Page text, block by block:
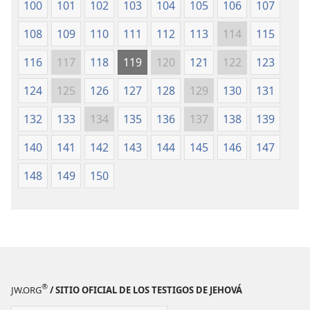
ellos son mis consejeros.
[dálet]
25 Estoy tendido en el polvo. +
Consérvame con vida según tu promesa. *
26 Te expuse mis caminos, y tú me respondiste;
enséñame tus normas. +
27 Hazme entender el sentido *de tus órdenes
para que reflexione en * tus maravillosas
obras.
+
28 No he podido dormir de tanta tristeza.
31 +
100
101 102 103 104 105 106
107
108
109 110 111 112 113 114
115
116
117 118 119 120 121 122
123
124
125 126 127 128 129 130
131
132
133 134 135 136 137 138
139
140
141 142 143 144 145 146
147
148
149 150
JW.ORG® / SITIO OFICIAL DE LOS TESTIGOS DE JEHOVÁ